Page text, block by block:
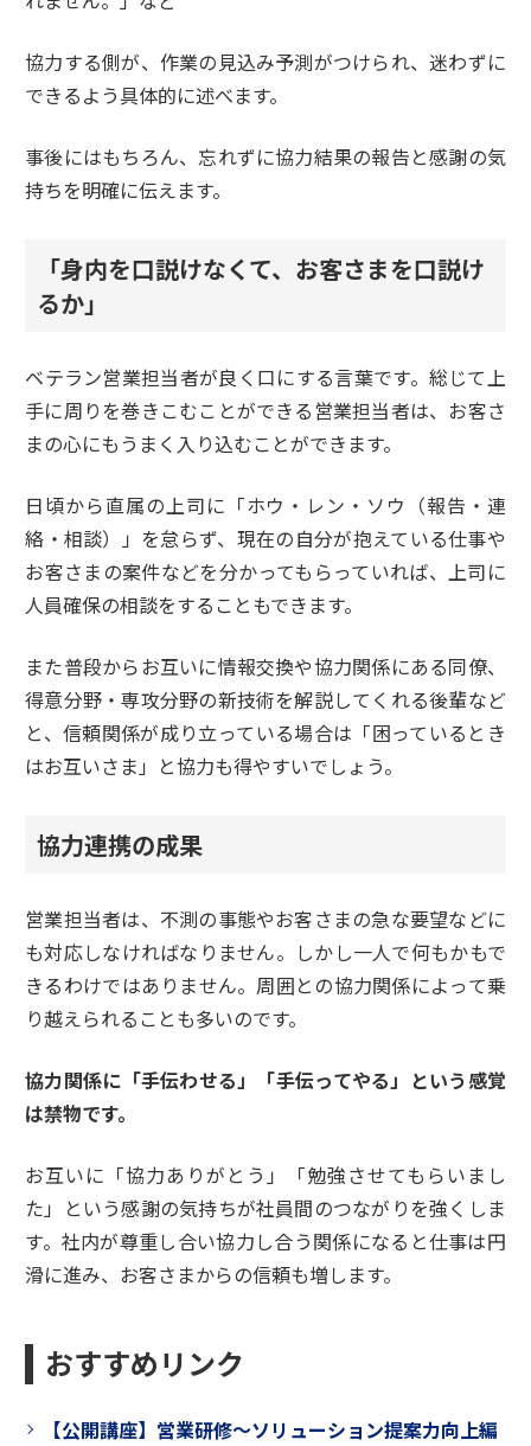
協力する側が、作業の見込み予測がつけられ、迷わずに
できるよう具体的に述べます。
事後にはもちろん、忘れずに協力結果の報告と感謝の気
持ちを明確に伝えます。
「身内を口説けなくて、お客さまを口説け
るか」
ベテラン営業担当者が良く口にする言葉です。総じて上
手に周りを巻きこむことができる営業担当者は、お客さ
まの心にもうまく入り込むことができます。
日頃から直属の上司に「ホウ・レン・ソウ（報告・連
絡・相談）」を怠らず、現在の自分が抱えている仕事や
お客さまの案件などを分かってもらっていれば、上司に
人員確保の相談をすることもできます。
また普段からお互いに情報交換や協力関係にある同僚、
得意分野・専攻分野の新技術を解説してくれる後輩など
と、信頼関係が成り立っている場合は「困っているとき
はお互いさま」と協力も得やすいでしょう。
協力連携の成果
営業担当者は、不測の事態やお客さまの急な要望などに
も対応しなければなりません。しかし一人で何もかもで
きるわけではありません。周囲との協力関係によって乗
り越えられることも多いのです。
協力関係に「手伝わせる」「手伝ってやる」という感覚
は禁物です。
お互いに「協力ありがとう」「勉強させてもらいまし
た」という感謝の気持ちが社員間のつながりを強くしま
す。社内が尊重し合い協力し合う関係になると仕事は円
滑に進み、お客さまからの信頼も増します。
おすすめリンク
【公開講座】営業研修～ソリューション提案力向上編